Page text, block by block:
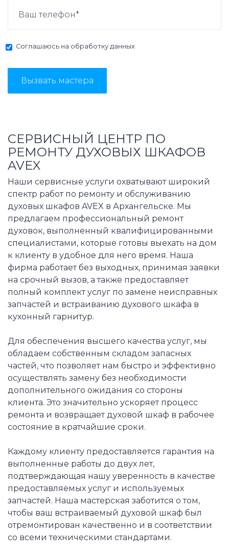
Соглашаюсь на обработку данных
Вызвать мастера
СЕРВИСНЫЙ ЦЕНТР ПО
РЕМОНТУ ДУХОВЫХ ШКАФОВ
AVEX
Наши сервисные услуги охватывают широкий
спектр работ по ремонту и обслуживанию
духовых шкафов AVEX в Архангельске. Мы
предлагаем профессиональный ремонт
духовок, выполненный квалифицированными
специалистами, которые готовы выехать на дом
к клиенту в удобное для него время. Наша
фирма работает без выходных, принимая заявки
на срочный вызов, а также предоставляет
полный комплект услуг по замене неисправных
запчастей и встраиванию духового шкафа в
кухонный гарнитур.
Для обеспечения высшего качества услуг, мы
обладаем собственным складом запасных
частей, что позволяет нам быстро и эффективно
осуществлять замену без необходимости
дополнительного ожидания со стороны
клиента. Это значительно ускоряет процесс
ремонта и возвращает духовой шкаф в рабочее
состояние в кратчайшие сроки.
Каждому клиенту предоставляется гарантия на
выполненные работы до двух лет,
подтверждающая нашу уверенность в качестве
предоставляемых услуг и используемых
запчастей. Наша мастерская заботится о том,
чтобы ваш встраиваемый духовой шкаф был
отремонтирован качественно и в соответствии
со всеми техническими стандартами.